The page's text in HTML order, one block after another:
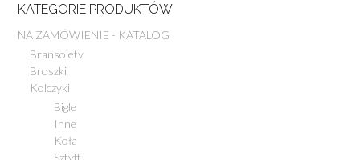
KATEGORIE PRODUKTÓW
NA ZAMÓWIENIE - KATALOG
Bransolety
Broszki
Kolczyki
Bigle
Inne
Koła
Sztyft